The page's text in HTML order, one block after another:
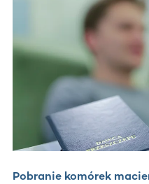
Pobranie komórek